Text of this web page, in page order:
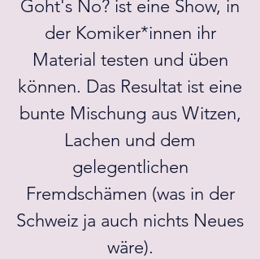
Goht's No? ist eine Show, in
der Komiker*innen ihr
Material testen und üben
können. Das Resultat ist eine
bunte Mischung aus Witzen,
Lachen und dem
gelegentlichen
Fremdschämen (was in der
Schweiz ja auch nichts Neues
wäre).